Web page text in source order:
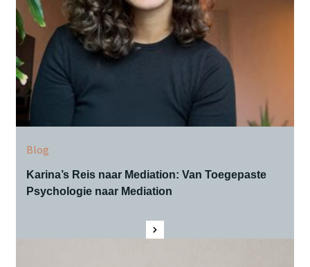
Blog
Karina’s Reis naar Mediation: Van Toegepaste
Psychologie naar Mediation